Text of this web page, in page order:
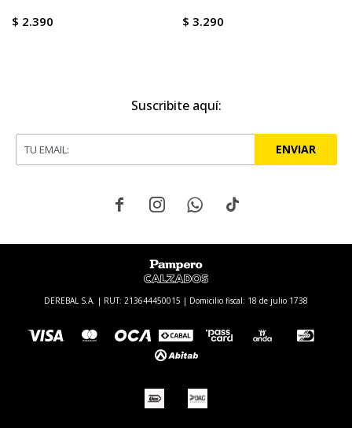
$ 2.390 $ 3.290
Suscribite aquí:
ENVIAR
   
DEREBAL S.A. | RUT: 213644450015 | Domicilio fiscal: 18 de julio 1738